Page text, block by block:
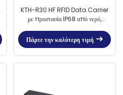
KTH-R30 HF RFID Data Carrier
με προστασία IP68 από νερό,
FRAM 2000 bytes
Πάρτε την καλύτερη τιμή